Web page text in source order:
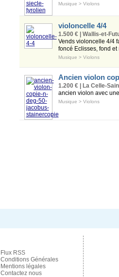
Musique > Violons
violoncelle 4/4
1.500 € | Wallis-et-
Vends violoncelle 4/4
foncé Eclisses, fond
Musique > Violons
Ancien violon
1.200 € | La Celle-
ancien violon avec
Musique > Violons
Flux RSS
Conditions Générales
Mentions légales
Contactez nous